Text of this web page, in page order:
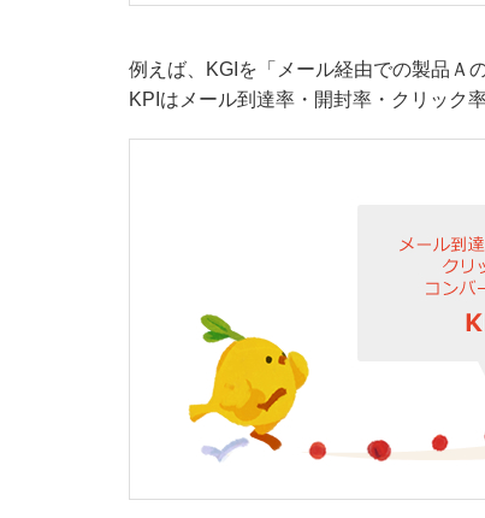
例えば、KGIを「メール経由での製品Ａ
KPIはメール到達率・開封率・クリック